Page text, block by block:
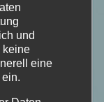
und
keine
eine